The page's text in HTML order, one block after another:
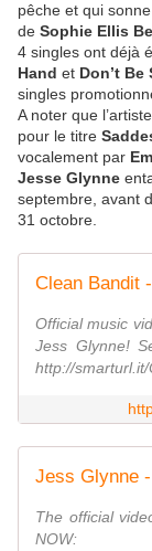
pêche et qui
de Sophie Ellis
4 singles ont déjà
Hand et Don’t Be
singles
A noter que
pour le titre
vocalement par
Jesse Glynne
septembre, avant
31 octobre.
Official music
Jess Glynne!
http://smarturl.it/
Jess Glynne
The official
NOW: